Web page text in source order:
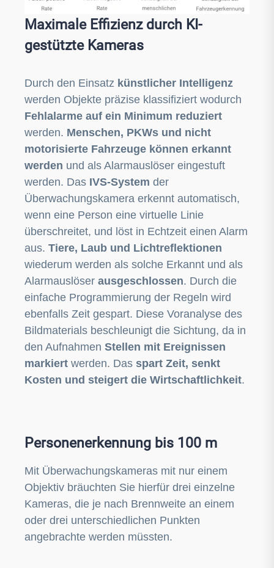
Maximale Effizienz durch KI-
gestützte Kameras
Durch den Einsatz künstlicher Intelligenz
werden Objekte präzise klassifiziert wodurch
Fehlalarme auf ein Minimum reduziert
werden. Menschen, PKWs und nicht
motorisierte Fahrzeuge können erkannt
werden und als Alarmauslöser eingestuft
werden. Das IVS-System der
Überwachungskamera erkennt automatisch,
wenn eine Person eine virtuelle Linie
überschreitet, und löst in Echtzeit einen Alarm
aus. Tiere, Laub und Lichtreflektionen
wiederum werden als solche Erkannt und als
Alarmauslöser ausgeschlossen. Durch die
einfache Programmierung der Regeln wird
ebenfalls Zeit gespart. Diese Voranalyse des
Bildmaterials beschleunigt die Sichtung, da in
den Aufnahmen Stellen mit Ereignissen
markiert werden. Das spart Zeit, senkt
Kosten und steigert die Wirtschaftlichkeit.
Personenerkennung bis 100 m
Mit Überwachungskameras mit nur einem
Objektiv bräuchten Sie hierfür drei einzelne
Kameras, die je nach Brennweite an einem
oder drei unterschiedlichen Punkten
angebrachte werden müssten.